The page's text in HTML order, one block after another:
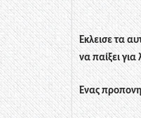
Έκλεισε τα
να παίξει
Ένας